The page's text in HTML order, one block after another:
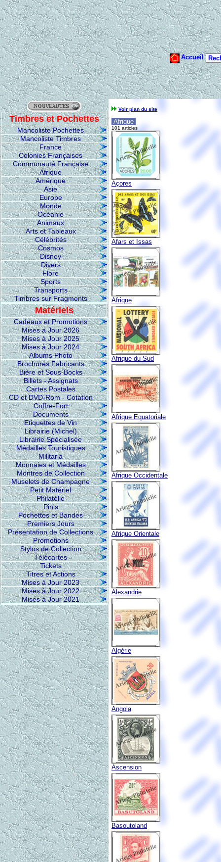
Timbres et Pochettes
Mancoliste Pochettes
Mancoliste Timbres
France
Colonies Françaises
Communauté Française
Afrique
Amérique
Asie
Europe
Monde
Océanie
Animaux
Arts et Tableaux
Célébrités
Cosmos
Disney
Divers
Flore
Sports
Transports
Timbres sur Fragments
Matériels
Cadeaux et Promotions
Mises a Jour 2026
Mises à Jour 2025
Mises à Jour 2024
Albums Photo
Brochures Fabricants
Bière et Sous-Bocks
Billets - Assignats
Cartes Postales
CD et DVD-Rom - Cotation
Coffre-Fort
Documents
Etiquettes de Vin
Librairie (Michel)
Librairie Spécialisée
Médailles Touristiques
Militaria
Monnaies et Médailles
Montres de Collection
Muselets de Champagne
Petit Matériel
Philatélie
Pin's
Pochettes et Bandes
Premiers Jours
Présentation de Collections
Promotions
Stylos de Collection
Télécartes
Tickets
Titres et Actions
Mises à Jour 2023
Mises à Jour 2022
Mises à Jour 2021
Voir plan du site
Afrique
101 articles
Açores
Afars et Issas
Afrique
Afrique du Sud
Afrique Equatoriale
Afrique Occidentale
Afrique Orientale
Alexandrie
Algérie
Angola
Ascension
Basoutoland